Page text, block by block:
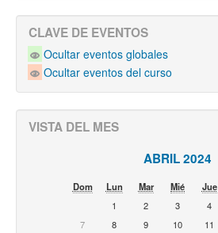
CLAVE DE EVENTOS
Ocultar eventos globales
Ocultar eventos del curso
VISTA DEL MES
ABRIL 2024
Dom Lun Mar Mié Jue
1
2 3 4
7
8 9 10 11